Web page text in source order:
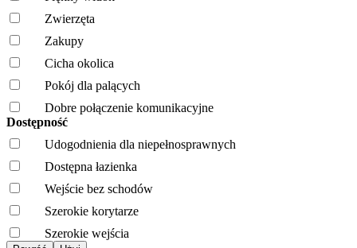
Zwierzęta
Zakupy
Cicha okolica
Pokój dla palących
Dobre połączenie komunikacyjne
Dostępność
Udogodnienia dla niepełnosprawnych
Dostępna łazienka
Wejście bez schodów
Szerokie korytarze
Szerokie wejścia